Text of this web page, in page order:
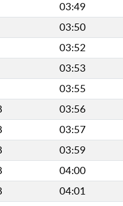
03:49
03:50
03:52
03:53
03:55
03:56
03:57
03:59
04:00
04:01